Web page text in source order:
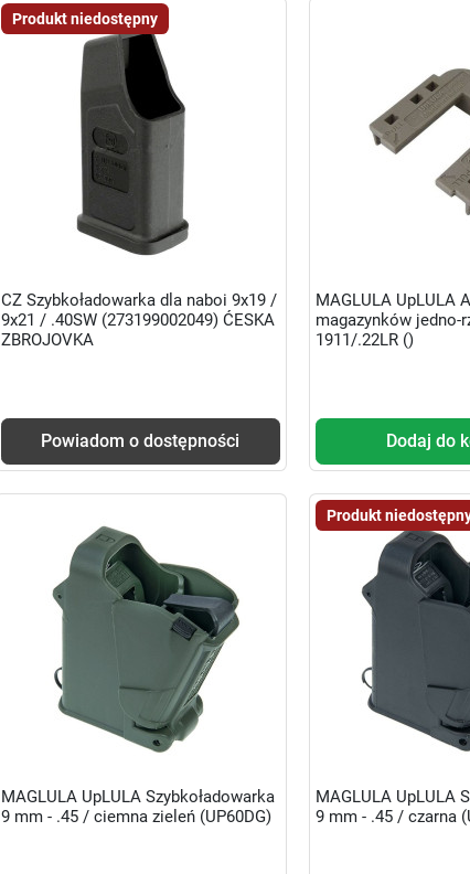
Produkt niedostępny
CZ Szybkoładowarka dla naboi 9x19 /
9x21 / .40SW (273199002049) ĆESKA
ZBROJOVKA
Powiadom o dostępności
MAGLULA UpLULA
magazynków jedno-
1911/.22LR ()
Dodaj do
MAGLULA UpLULA Szybkoładowarka
9 mm - .45 / ciemna zieleń (UP60DG)
Produkt
MAGLULA UpLULA
9 mm - .45 / czarna